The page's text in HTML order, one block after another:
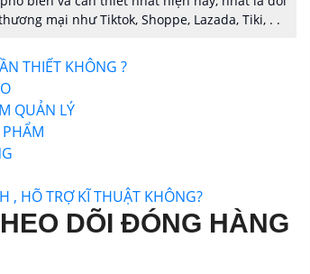
mại như Tiktok, Shoppe, Lazada, Tiki, . .
THIẾT KHÔNG ?
QUẢN LÝ
, HÕ TRỢ KĨ THUẬT KHÔNG?
DÕI ĐÓNG HÀNG